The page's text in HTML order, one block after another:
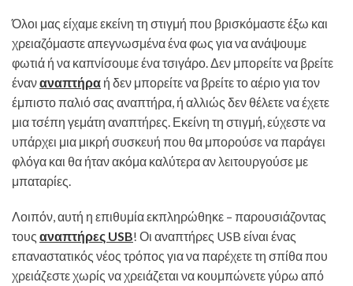
Όλοι μας είχαμε εκείνη τη στιγμή που βρισκόμαστε έξω και
χρειαζόμαστε απεγνωσμένα ένα φως για να ανάψουμε
φωτιά ή να καπνίσουμε ένα τσιγάρο. Δεν μπορείτε να βρείτε
έναναναπτήρα ή δεν μπορείτε να βρείτε το αέριο για τον
έμπιστο παλιό σας αναπτήρα, ή αλλιώς δεν θέλετε να έχετε
μια τσέπη γεμάτη αναπτήρες. Εκείνη τη στιγμή, εύχεστε να
υπάρχει μια μικρή συσκευή που θα μπορούσε να παράγει
φλόγα και θα ήταν ακόμα καλύτερα αν λειτουργούσε με
μπαταρίες.
Λοιπόν, αυτή η επιθυμία εκπληρώθηκε – παρουσιάζοντας
τους αναπτήρες USB! Οι αναπτήρες USB είναι ένας
επαναστατικός νέος τρόπος για να παρέχετε τη σπίθα που
χρειάζεστε χωρίς να χρειάζεται να κουμπώνετε γύρω από